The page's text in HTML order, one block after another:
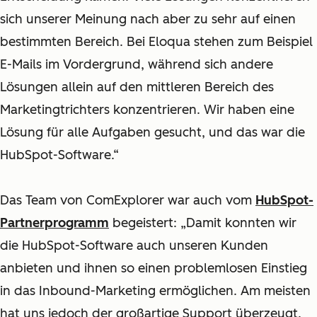
sich unserer Meinung nach aber zu sehr auf einen
bestimmten Bereich. Bei Eloqua stehen zum Beispiel
E-Mails im Vordergrund, während sich andere
Lösungen allein auf den mittleren Bereich des
Marketingtrichters konzentrieren. Wir haben eine
Lösung für alle Aufgaben gesucht, und das war die
HubSpot-Software.“
Das Team von ComExplorer war auch vom HubSpot-
Partnerprogramm begeistert: „Damit konnten wir
die HubSpot-Software auch unseren Kunden
anbieten und ihnen so einen problemlosen Einstieg
in das Inbound-Marketing ermöglichen. Am meisten
hat uns jedoch der großartige Support überzeugt.